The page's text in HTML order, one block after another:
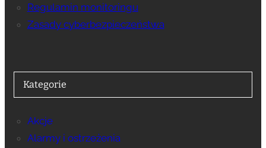
Regulamin monitoringu
Zasady cyberbezpieczeństwa
Kategorie
Akcje
Alarmy i ostrzeżenia